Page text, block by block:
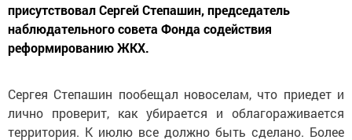
присутствовал Сергей Степашин, председатель
наблюдательного совета Фонда содействия
реформированию ЖКХ.
Сергея Степашин пообещал новоселам, что приедет и
лично проверит, как убирается и облагораживается
территория. К июлю все должно быть сделано. Более